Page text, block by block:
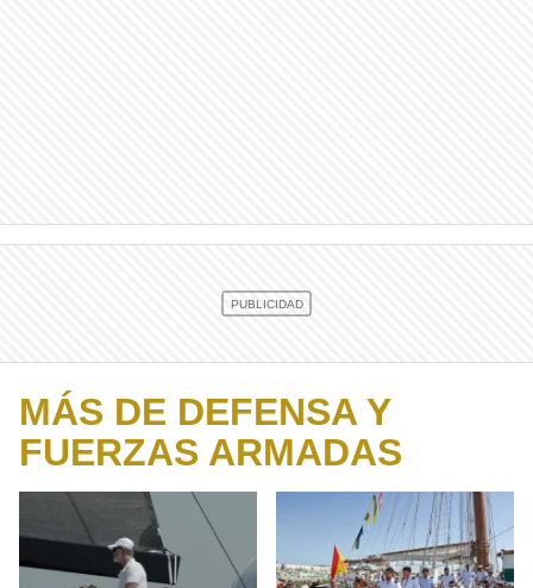
MÁS DE DEFENSA Y
FUERZAS ARMADAS